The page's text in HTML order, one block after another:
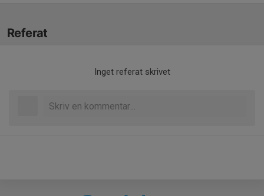
Referat
Inget referat skrivet